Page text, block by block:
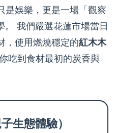
是娛樂，更是一場「觀察
。 我們嚴選花蓮市場當日
，使用燃燒穩定的紅木木
吃到食材最初的炭香與
生態體驗）